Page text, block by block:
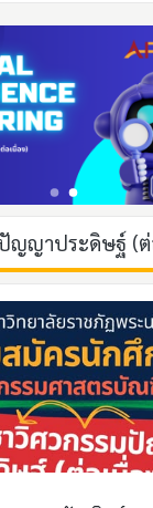
ญญาประดิษฐ์ (ต่